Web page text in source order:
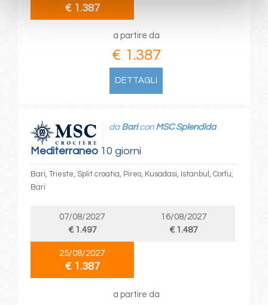
€ 1.387
a partire da
€ 1.387
DETTAGLI
Mediterraneo10 giorni
da Baricon MSC Splendida
Bari, Trieste, Split croatia, Pireo, Kusadasi, Istanbul, Corfu,
Bari
07/08/2027
€ 1.497
16/08/2027
€ 1.487
25/08/2027
€ 1.387
a partire da